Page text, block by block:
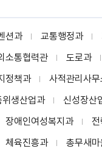
션과 교통행정과
소통협력관 도로과
정책과 사적관리사무
위생산업과 신성장산
장애인여성복지과
체육진흥과 총무새